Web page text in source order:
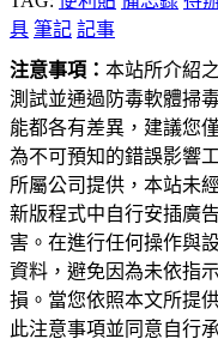
具 筆記 記事
注意事項： 本站所介紹
測試並通過防毒軟體掃
能都各有差異，建議您
為不可預知的錯誤影響
所屬公司提供，本站未
新版程式中自行安插廣
害。在進行任何操作與
資料，避免因為未依指
損。當您依照本文所提
此注意事項並同意自行